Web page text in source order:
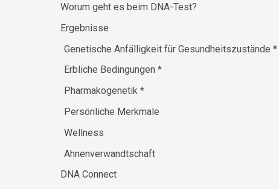
Worum geht es beim DNA-Test?
Ergebnisse
Genetische Anfälligkeit für Gesundheitszustände *
Erbliche Bedingungen *
Pharmakogenetik *
Persönliche Merkmale
Wellness
Ahnenverwandtschaft
DNA Connect